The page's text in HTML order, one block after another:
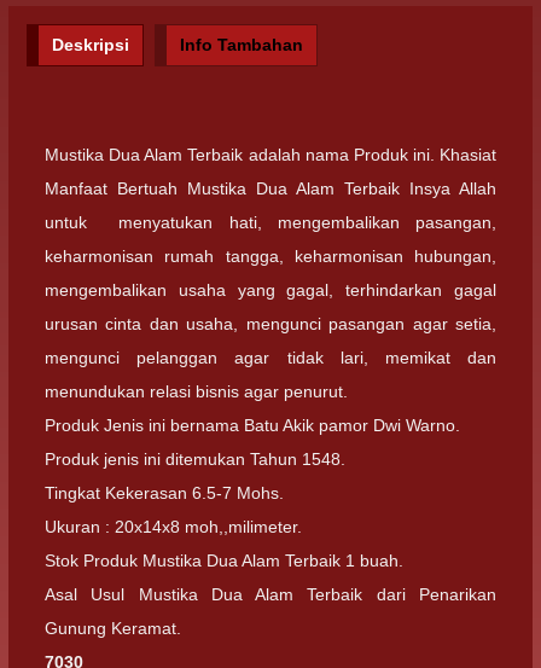
Deskripsi Info Tambahan
Mustika Dua Alam Terbaik adalah nama Produk ini. Khasiat
Manfaat Bertuah Mustika Dua Alam Terbaik Insya Allah
untuk menyatukan hati, mengembalikan pasangan,
keharmonisan rumah tangga, keharmonisan hubungan,
mengembalikan usaha yang gagal, terhindarkan gagal
urusan cinta dan usaha, mengunci pasangan agar setia,
mengunci pelanggan agar tidak lari, memikat dan
menundukan relasi bisnis agar penurut.
Produk Jenis ini bernama Batu Akik pamor Dwi Warno.
Produk jenis ini ditemukan Tahun 1548.
Tingkat Kekerasan 6.5-7 Mohs.
Ukuran : 20x14x8 moh,,milimeter.
Stok Produk Mustika Dua Alam Terbaik 1 buah.
Asal Usul Mustika Dua Alam Terbaik dari Penarikan
Gunung Keramat.
7030